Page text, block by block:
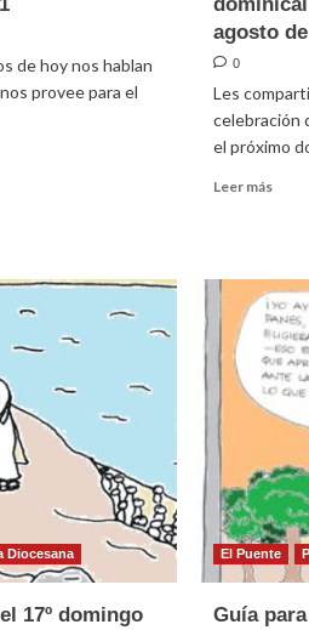
de hoy nos hablan
provee para el
agosto
0
Les
celebración
el próximo
Leer más
para
la
en
(8
de
Diocesana
17º domingo
El Puente
Guía